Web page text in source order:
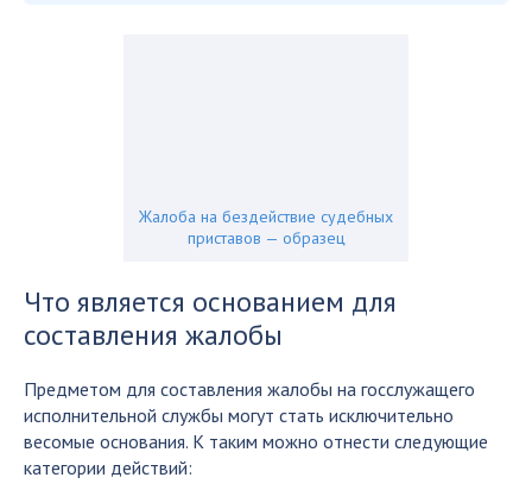
Жалоба на бездействие судебных
приставов — образец
Что является основанием для
составления жалобы
Предметом для составления жалобы на госслужащего
исполнительной службы могут стать исключительно
весомые основания. К таким можно отнести следующие
категории действий: